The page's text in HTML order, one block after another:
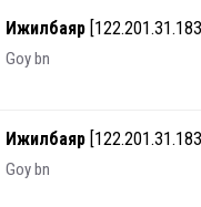
Ижилбаяр [122.201.31.183]
Goy bn
Ижилбаяр [122.201.31.183]
Goy bn